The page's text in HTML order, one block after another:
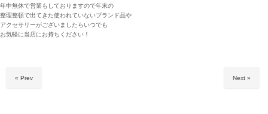
年中無休で営業もしておりますので年末の
整理整頓で出てきた使われていないブランド品や
アクセサリーがございましたらいつでも
お気軽に当店にお持ちください！
« Prev Next »